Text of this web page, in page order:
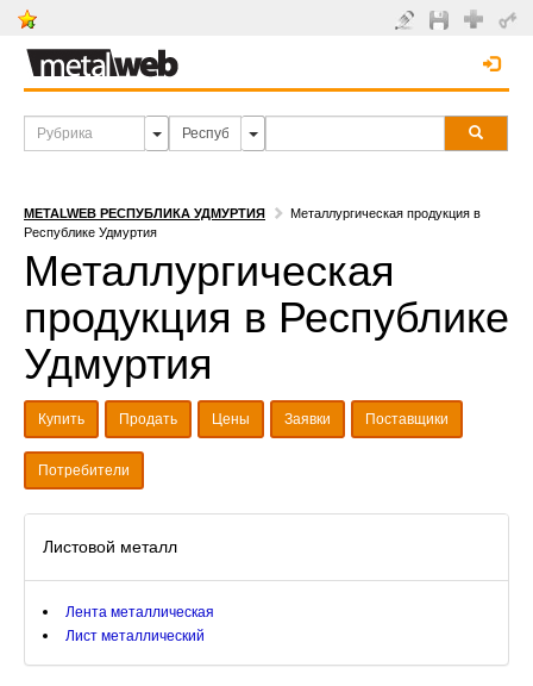
METALWEB РЕСПУБЛИКА УДМУРТИЯ
Металлургическая продукция в
Республике Удмуртия
Металлургическая
продукция в Республике
Удмуртия
Купить Продать Цены Заявки Поставщики
Потребители
Листовой металл
Лента металлическая
Лист металлический